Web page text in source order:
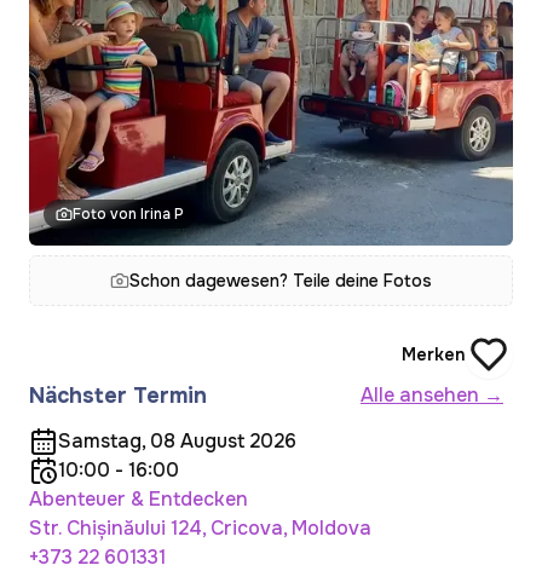
Foto von Irina P
Schon dagewesen? Teile deine Fotos
Merken
Nächster Termin
Alle ansehen →
Samstag, 08 August 2026
10:00 - 16:00
Abenteuer & Entdecken
Str. Chișinăului 124, Cricova, Moldova
+373 22 601331